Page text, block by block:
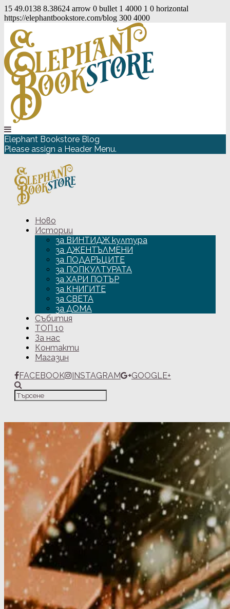
15 49.0138 8.38624 arrow 0 bullet 1 4000 1 0 horizontal
https://elephantbookstore.com/blog 300 4000
Elephant Bookstore Blog
Please assign a Header Menu.
Ново
Истории
за ВИНТИДЖ култура
за ДЖЕНТЪЛМЕНИ
за ПОДАРЪЦИТЕ
за ПОПКУЛТУРАТА
за ХАРИ ПОТЪР
за КНИГИТЕ
за СВЕТА
за ДОМА
Събития
ТОП 10
За нас
Контакти
Магазин
FACEBOOK
INSTAGRAM GOOGLE+